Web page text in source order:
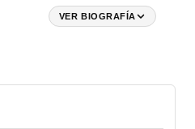
VER BIOGRAFÍA